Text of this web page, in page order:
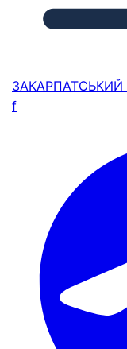
ЗАКАРПАТСЬКИЙ
f